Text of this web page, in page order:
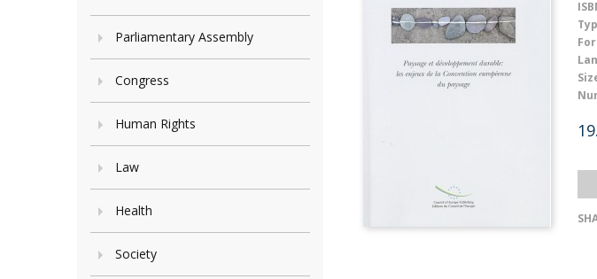
Parliamentary Assembly
Congress
Human Rights
Law
Health
Society